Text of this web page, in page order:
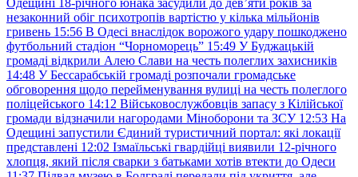
Одещині 18-річного юнака засудили до дев’яти років за
незаконний обіг психотропів вартістю у кілька мільйонів
гривень 15:56 В Одесі внаслідок ворожого удару пошкоджено
футбольний стадіон “Чорноморець” 15:49 У Буджацькій
громаді відкрили Алею Слави на честь полеглих захисників
14:48 У Бессарабській громаді розпочали громадське
обговорення щодо перейменування вулиці на честь полеглого
поліцейського 14:12 Військовослужбовців запасу з Кілійської
громади відзначили нагородами Міноборони та ЗСУ 12:53 На
Одещині запустили Єдиний туристичний портал: які локації
представлені 12:02 Ізмаїльські гвардійці виявили 12-річного
хлопця, який після сварки з батьками хотів втекти до Одеси